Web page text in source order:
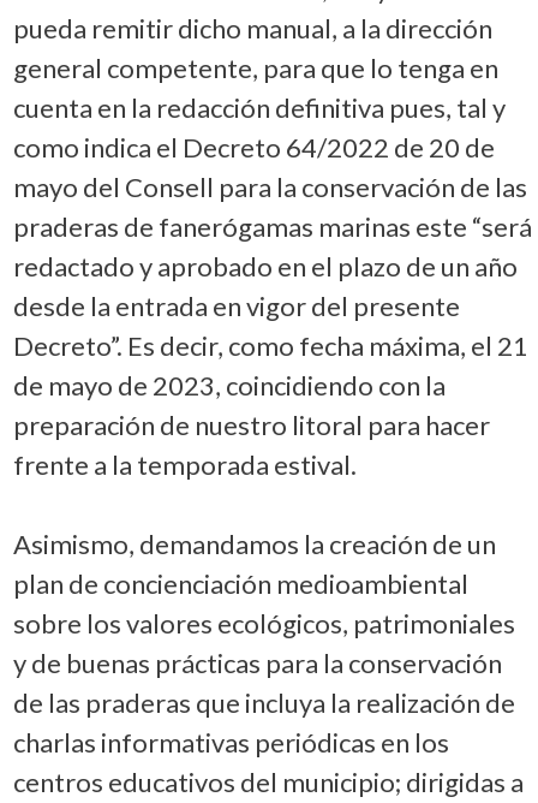
pueda remitir dicho manual, a la dirección
general competente, para que lo tenga en
cuenta en la redacción definitiva pues, tal y
como indica el Decreto 64/2022 de 20 de
mayo del Consell para la conservación de las
praderas de fanerógamas marinas este “será
redactado y aprobado en el plazo de un año
desde la entrada en vigor del presente
Decreto”. Es decir, como fecha máxima, el 21
de mayo de 2023, coincidiendo con la
preparación de nuestro litoral para hacer
frente a la temporada estival.
Asimismo, demandamos la creación de un
plan de concienciación medioambiental
sobre los valores ecológicos, patrimoniales
y de buenas prácticas para la conservación
de las praderas que incluya la realización de
charlas informativas periódicas en los
centros educativos del municipio; dirigidas a